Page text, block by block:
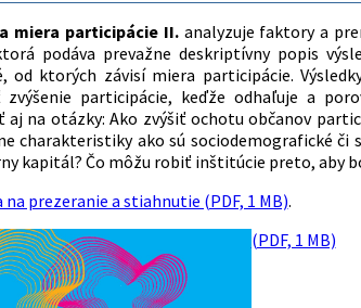
miera participácie II.analyzuje faktory a
podáva prevažne deskriptívny popis
od ktorých závisí miera participácie.
zvýšenie participácie, keďže odhaľuje a
aj na otázky: Ako zvýšiť ochotu občanov
charakteristiky ako sú sociodemografické
kapitál? Čo môžu robiť inštitúcie preto, aby
na prezeranie a stiahnutie (PDF, 1 MB).
(PDF, 1 MB)